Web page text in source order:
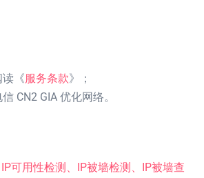
《服务条款》；
CN2 GIA 优化网络。
可用性检测、IP被墙检测、IP被墙查